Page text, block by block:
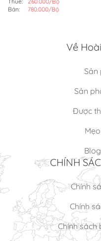
Bán:
780.000/Bộ
Về
Sản
Sản
Được
CHÍNH
Chính
Chính
Chính